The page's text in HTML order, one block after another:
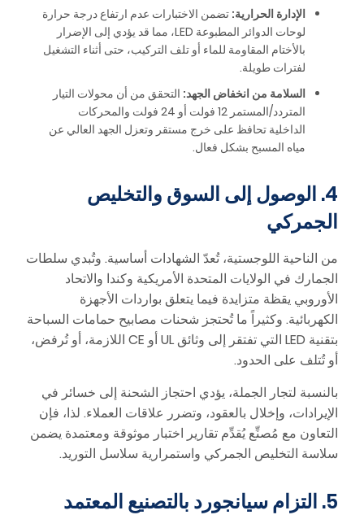
الإدارة الحرارية: تضمن الاختبارات عدم ارتفاع درجة حرارة
لوحات الدوائر المطبوعة LED، مما قد يؤدي إلى الإضرار
بالأختام المقاومة للماء أو تلف التركيب، حتى أثناء التشغيل
لفترات طويلة.
السلامة من انخفاض الجهد: التحقق من أن محولات التيار
المتردد/المستمر 12 فولت أو 24 فولت والمحركات
الداخلية تحافظ على خرج مستقر وتعزل الجهد العالي عن
مياه المسبح بشكل فعال.
4. الوصول إلى السوق والتخليص
الجمركي
من الناحية اللوجستية، تُعدّ الشهادات أساسية. وتُبدي سلطات
الجمارك في الولايات المتحدة الأمريكية وكندا والاتحاد
الأوروبي يقظة متزايدة فيما يتعلق بواردات الأجهزة
الكهربائية. وكثيراً ما تُحتجز شحنات مصابيح حمامات السباحة
بتقنية LED التي تفتقر إلى وثائق UL أو CE اللازمة، أو تُرفض،
أو تُتلف على الحدود.
بالنسبة لتجار الجملة، يؤدي احتجاز الشحنة إلى خسائر في
الإيرادات، وإخلال بالعقود، وتضرر علاقات العملاء. لذا، فإن
التعاون مع مُصنِّع يُقدِّم تقارير اختبار موثوقة ومعتمدة يضمن
سلاسة التخليص الجمركي واستمرارية سلاسل التوريد.
5. التزام سيانجورد بالتصنيع المعتمد